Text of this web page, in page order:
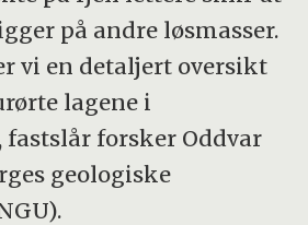
på andre løsmasser.
vi en detaljert oversikt
lagene i
fastslår forsker Oddvar
geologiske